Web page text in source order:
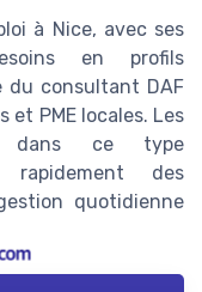
à Nice, avec ses
en profils
du consultant DAF
et PME locales. Les
dans ce type
rapidement des
quotidienne